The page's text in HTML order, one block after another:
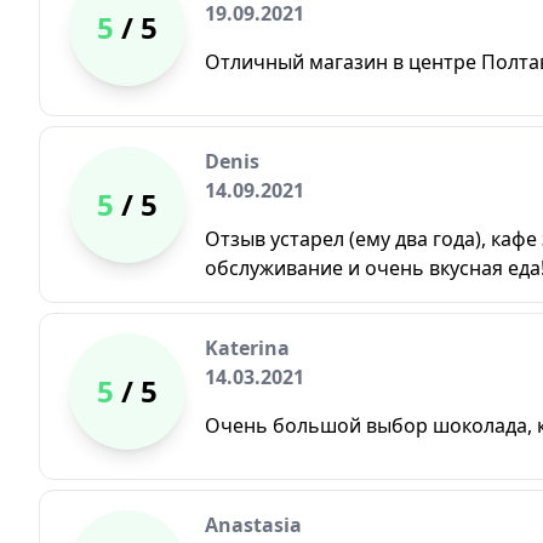
5 / 5
19.09.2021
Отличный магазин в центре
5 / 5
Denis
14.09.2021
Отзыв устарел (ему два года),
обслуживание и очень вкусная
5 / 5
Katerina
14.03.2021
Очень большой выбор шоколада,
Anastasia